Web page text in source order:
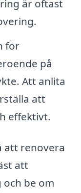
är oftast
för
på
Att anlita
att
effektivt.
att renovera
att
be om